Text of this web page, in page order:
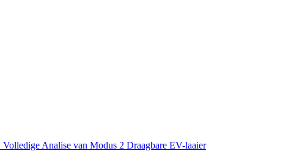
Analise van Modus 2 Draagbare EV-laaier